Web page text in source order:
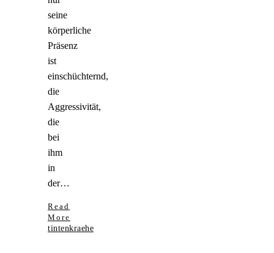
seine
körperliche
Präsenz
ist
einschüchternd,
die
Aggressivität,
die
bei
ihm
in
der…
Read
More
tintenkraehe